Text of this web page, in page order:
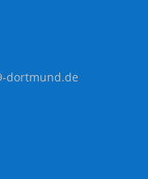
dortmund.de